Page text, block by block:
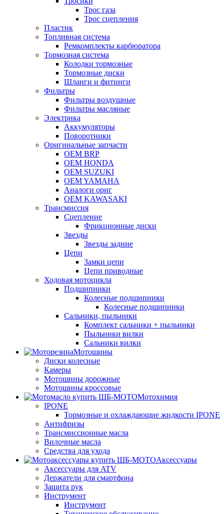
Трос газа
Трос сцепления
Пластик
Топливная система
Ремкомплекты карбюратора
Тормозная система
Колодки тормозные
Тормозные диски
Шланги и фитинги
Фильтры
Фильтры воздушные
Фильтры масляные
Электрика
Аккумуляторы
Поворотники
Оригинальные запчасти
OEM BRP
OEM HONDA
OEM SUZUKI
OEM YAMAHA
Аналоги ориг
OEM KAWASAKI
Трансмиссия
Cцепление
Фрикционные диски
Звезды
Звезды задние
Цепи
Замки цепи
Цепи приводные
Ходовая мотоцикла
Подшипники
Колесные подшипники
Колесные подшипники
Сальники, пыльники
Комплект сальники + пыльники
Пыльники вилки
Сальники вилки
Мотошины
Диски колесные
Камеры
Мотошины дорожные
Мотошины кроссовые
Мотохимия
IPONE
Тормозные и охлаждающие жидкости IPONE
Антифризы
Трансмиссионные масла
Вилочные масла
Средства для ухода
Аксессуары
Аксессуары для ATV
Держатели для смартфона
Защита рук
Инструмент
Инструмент